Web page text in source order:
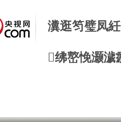
瀵逛笉璧凤
绋嶅悗灏